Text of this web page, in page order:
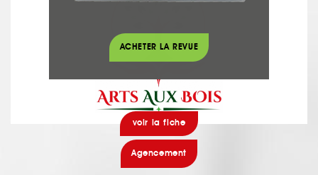
voir la fiche
Agencement
ACHETER LA REVUE